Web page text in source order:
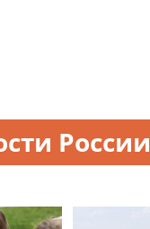
России